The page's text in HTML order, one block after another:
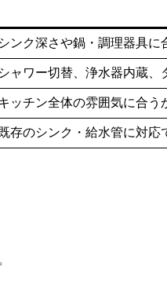
シンク深さや鍋・調理器具に
シャワー切替、浄水器内蔵、
ッチン全体の雰囲気に合う
既存のシンク・給水管に対応